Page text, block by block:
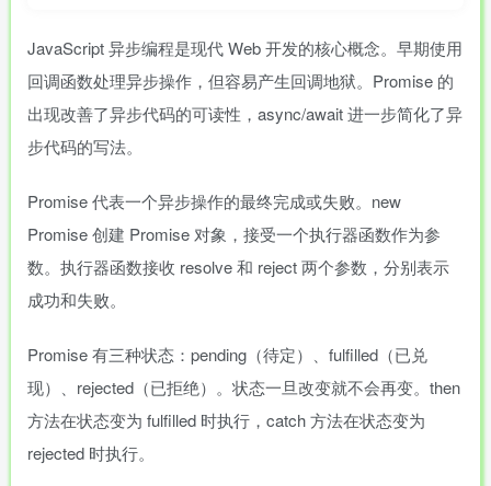
JavaScript 异步编程是现代 Web 开发的核心概念。早期使用
回调函数处理异步操作，但容易产生回调地狱。Promise 的
出现改善了异步代码的可读性，async/await 进一步简化了异
步代码的写法。
Promise 代表一个异步操作的最终完成或失败。new
Promise 创建 Promise 对象，接受一个执行器函数作为参
数。执行器函数接收 resolve 和 reject 两个参数，分别表示
成功和失败。
Promise 有三种状态：pending（待定）、fulfilled（已兑
现）、rejected（已拒绝）。状态一旦改变就不会再变。then
方法在状态变为 fulfilled 时执行，catch 方法在状态变为
rejected 时执行。